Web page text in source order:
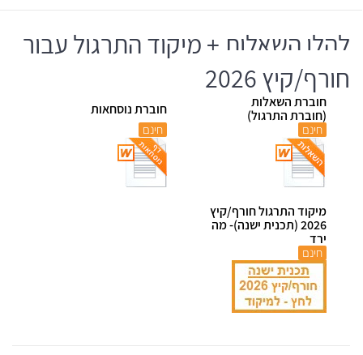
להלן השאלות + מיקוד התרגול עבור
חורף/קיץ 2026
חוברת השאלות
(חוברת התרגול)
חינם
חוברת נוסחאות
חינם
מיקוד התרגול חורף/קיץ
2026 (תכנית ישנה)- מה
ירד
חינם